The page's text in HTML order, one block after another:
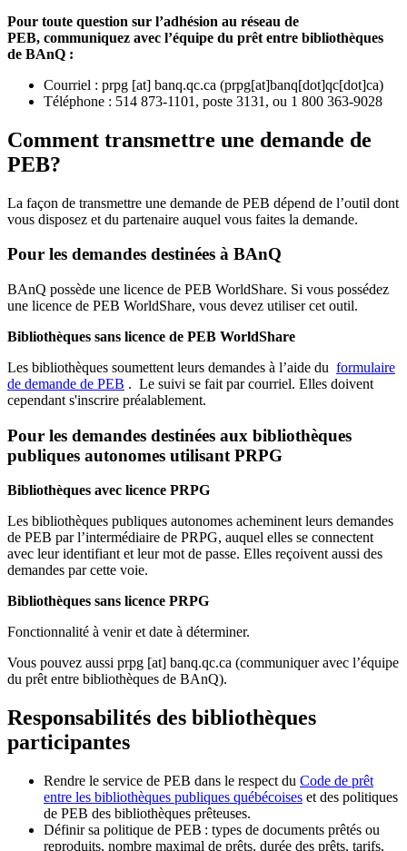
Pour toute question sur l’adhésion au réseau de
PEB, communiquez avec l’équipe du prêt entre bibliothèques
de BAnQ :
Courriel : prpg [at] banq.qc.ca (prpg[at]banq[dot]qc[dot]ca)
Téléphone : 514 873-1101, poste 3131, ou 1 800 363-9028
Comment transmettre une demande de
PEB?
La façon de transmettre une demande de PEB dépend de l’outil dont
vous disposez et du partenaire auquel vous faites la demande.
Pour les demandes destinées à BAnQ
BAnQ possède une licence de PEB WorldShare. Si vous possédez
une licence de PEB WorldShare, vous devez utiliser cet outil.
Bibliothèques sans licence de PEB WorldShare
Les bibliothèques soumettent leurs demandes à l’aide du formulaire
de demande de PEB . Le suivi se fait par courriel. Elles doivent
cependant s'inscrire préalablement.
Pour les demandes destinées aux bibliothèques
publiques autonomes utilisant PRPG
Bibliothèques avec licence PRPG
Les bibliothèques publiques autonomes acheminent leurs demandes
de PEB par l’intermédiaire de PRPG, auquel elles se connectent
avec leur identifiant et leur mot de passe. Elles reçoivent aussi des
demandes par cette voie.
Bibliothèques sans licence PRPG
Fonctionnalité à venir et date à déterminer.
Vous pouvez aussi prpg [at] banq.qc.ca (communiquer avec l’équipe
du prêt entre bibliothèques de BAnQ).
Responsabilités des bibliothèques
participantes
Rendre le service de PEB dans le respect du Code de prêt
entre les bibliothèques publiques québécoises et des politiques
de PEB des bibliothèques prêteuses.
Définir sa politique de PEB : types de documents prêtés ou
reproduits, nombre maximal de prêts, durée des prêts, tarifs,